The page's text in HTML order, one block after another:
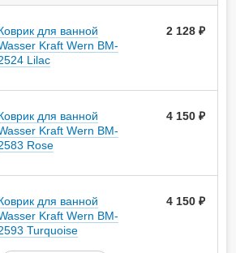
для ванной
Kraft Wern BM-
Lilac
2 128
для ванной
Kraft Wern BM-
Rose
4 150
для ванной
Kraft Wern BM-
Turquoise
4 150